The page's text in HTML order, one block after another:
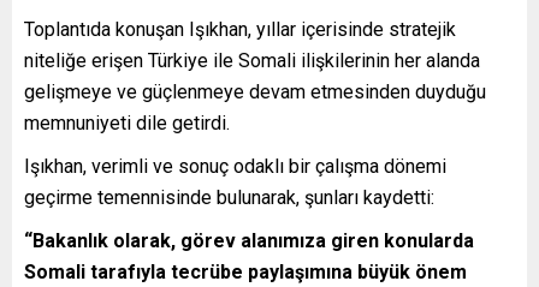
Toplantıda konuşan Işıkhan, yıllar içerisinde stratejik
niteliğe erişen Türkiye ile Somali ilişkilerinin her alanda
gelişmeye ve güçlenmeye devam etmesinden duyduğu
memnuniyeti dile getirdi.
Işıkhan, verimli ve sonuç odaklı bir çalışma dönemi
geçirme temennisinde bulunarak, şunları kaydetti:
“Bakanlık olarak, görev alanımıza giren konularda
Somali tarafıyla tecrübe paylaşımına büyük önem